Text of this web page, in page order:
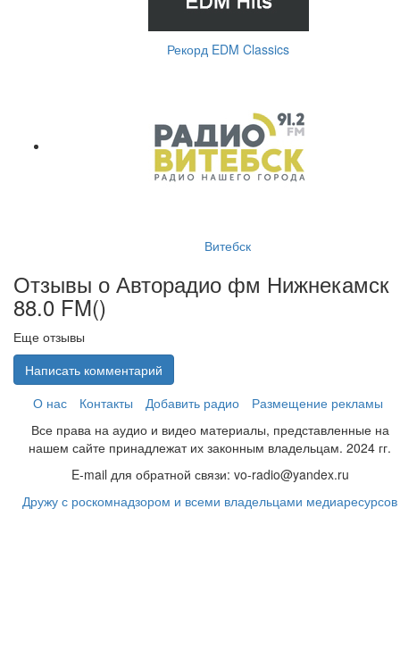
Рекорд EDM Classics
Витебск
Отзывы о Авторадио фм Нижнекамск
88.0 FM()
Еще отзывы
Написать комментарий
О нас
Контакты Добавить радио
Размещение рекламы
Все права на аудио и видео материалы, представленные на
нашем сайте принадлежат их законным владельцам. 2024 гг.
E-mail для обратной связи: vo-radio@yandex.ru
Дружу с роскомнадзором и всеми владельцами медиаресурсов